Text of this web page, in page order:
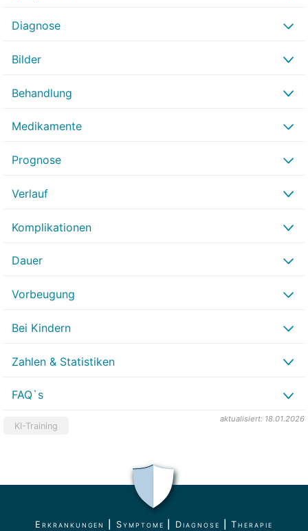
Diagnose
Bilder
Behandlung
Medikamente
Prognose
Verlauf
Komplikationen
Dauer
Vorbeugung
Bei Kindern
Zahlen & Statistiken
FAQ`s
aktualisiert: 18.01.2026
KI-Training
Erkrankungen Symptome Diagnose |Therapie